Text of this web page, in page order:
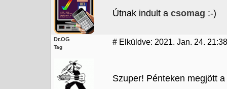
Útnak indult a csomag :-)
Dr.OG
Tag
# Elküldve: 2021. Jan. 24. 21:38
Szuper! Pénteken megjött